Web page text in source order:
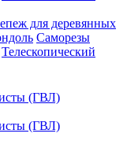
для деревянных
Саморезы
Телескопический
(ГВЛ)
(ГВЛ)